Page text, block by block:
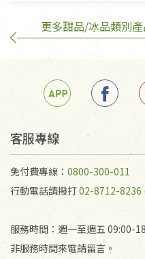
訂購手抄稿退貨需知：
若未保持原包裝方式或
任何折損、磨損、污損
不接受退貨之手抄稿，
代為結緣處理等。 若需
產生的運費100元/箱將由
更多甜品/冰品類別
客服專線
免付費專線： 0800-300-011
行動電話請撥打02-8712-8236
服務時間：週一至週五 09:00-
非服務時間來電請留言。